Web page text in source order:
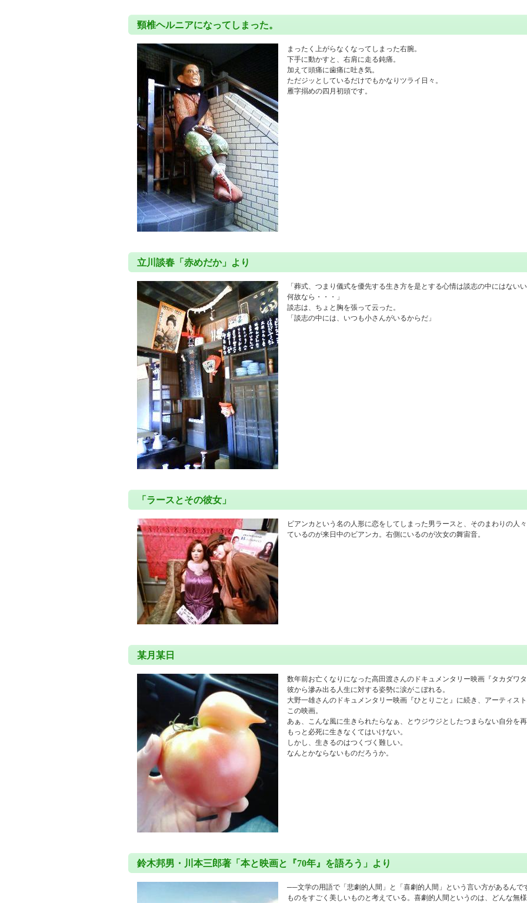
頸椎ヘルニアになってしまった。
まったく上がらなくなってしまった右腕。
下手に動かすと、右肩に走る鈍痛。
加えて頭痛に歯痛に吐き気。
ただジッとしているだけでもかなりツライ日々。
雁字搦めの四月初頭です。
立川談春「赤めだか」より
「葬式、つまり儀式を優先する生き方を是とする心情は談志の中にはない
何故なら・・・」
談志は、ちょと胸を張って云った。
「談志の中には、いつも小さんがいるからだ」
「ラースとその彼女」
ビアンカという名の人形に恋をしてしまった男ラースと、そのまわりの人
ているのが来日中のビアンカ。右側にいるのが次女の舞宙音。
某月某日
数年前お亡くなりになった高田渡さんのドキュメンタリー映画『タカダワタ
彼から滲み出る人生に対する姿勢に涙がこぼれる。
大野一雄さんのドキュメンタリー映画『ひとりごと』に続き、アーティス
この映画。
あぁ、こんな風に生きられたらなぁ、とウジウジとしたつまらない自分を再
もっと必死に生きなくてはいけない。
しかし、生きるのはつくづく難しい。
なんとかならないものだろうか。
鈴木邦男・川本三郎著「本と映画と『70年』を語ろう」より
──文学の用語で「悲劇的人間」と「喜劇的人間」という言い方があるんで
ものをすごく美しいものと考えている。喜劇的人間というのは、どんな無